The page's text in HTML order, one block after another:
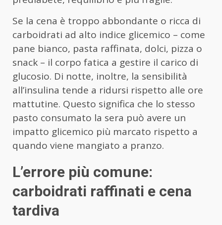
Se la cena è troppo abbondante o ricca di
carboidrati ad alto indice glicemico – come
pane bianco, pasta raffinata, dolci, pizza o
snack – il corpo fatica a gestire il carico di
glucosio. Di notte, inoltre, la sensibilità
all’insulina tende a ridursi rispetto alle ore
mattutine. Questo significa che lo stesso
pasto consumato la sera può avere un
impatto glicemico più marcato rispetto a
quando viene mangiato a pranzo.
L’errore più comune:
carboidrati raffinati e cena
tardiva